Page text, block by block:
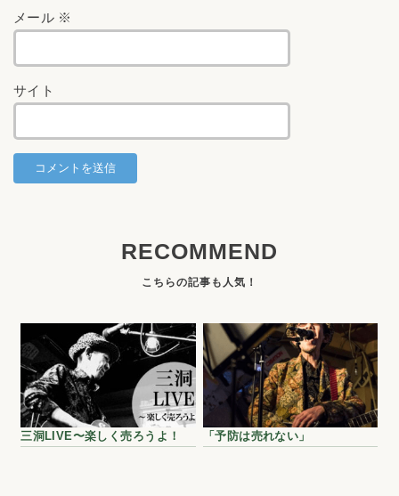
メール ※
サイト
RECOMMEND
三洞LIVE〜楽しく売ろうよ！ 「予防は売れない」